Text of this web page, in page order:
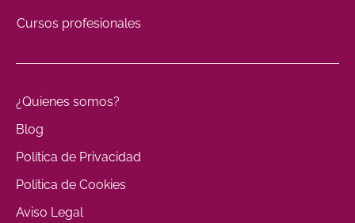
Cursos profesionales
¿Quienes somos?
Blog
Política de Privacidad
Política de Cookies
Aviso Legal